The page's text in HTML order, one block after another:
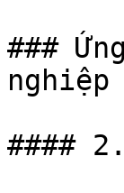
###
nghiệp
####